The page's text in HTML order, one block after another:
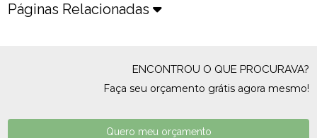
Páginas Relacionadas
ENCONTROU O QUE PROCURAVA?
Faça seu orçamento grátis agora mesmo!
Quero meu orçamento